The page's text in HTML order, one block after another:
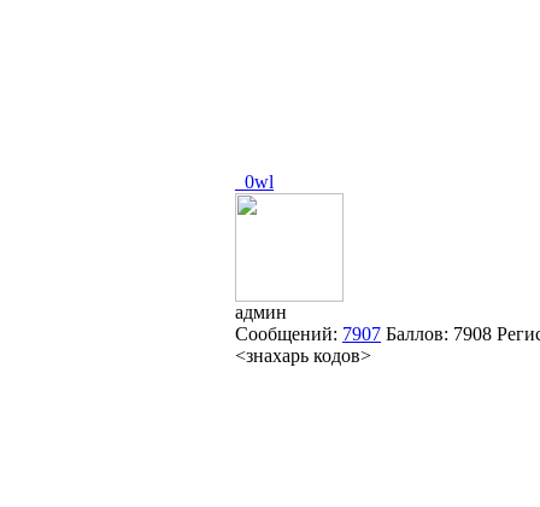
_0wl
админ
Сообщений: 7907 Баллов: 7908
<знахарь кодов>